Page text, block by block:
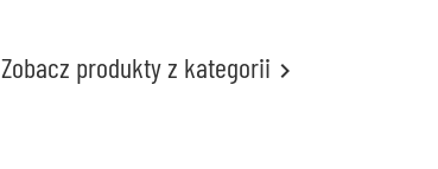
Zobacz produkty z kategorii 